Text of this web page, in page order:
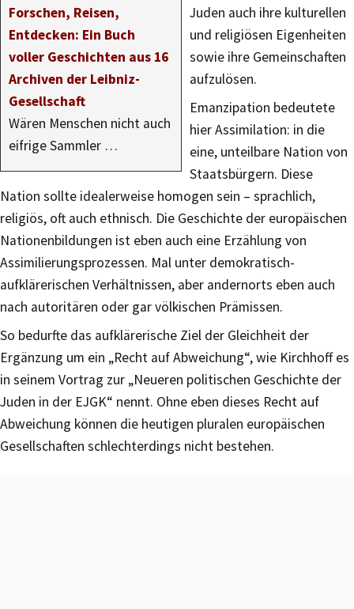
Forschen, Reisen,
Entdecken: Ein Buch
voller Geschichten aus 16
Archiven der Leibniz-
Gesellschaft
Wären Menschen nicht auch
eifrige Sammler …
Juden auch ihre kulturellen
und religiösen Eigenheiten
sowie ihre Gemeinschaften
aufzulösen.
Emanzipation bedeutete
hier Assimilation: in die
eine, unteilbare Nation von
Staatsbürgern. Diese
Nation sollte idealerweise homogen sein – sprachlich,
religiös, oft auch ethnisch. Die Geschichte der europäischen
Nationenbildungen ist eben auch eine Erzählung von
Assimilierungsprozessen. Mal unter demokratisch-
aufklärerischen Verhältnissen, aber andernorts eben auch
nach autoritären oder gar völkischen Prämissen.
So bedurfte das aufklärerische Ziel der Gleichheit der
Ergänzung um ein „Recht auf Abweichung“, wie Kirchhoff es
in seinem Vortrag zur „Neueren politischen Geschichte der
Juden in der EJGK“ nennt. Ohne eben dieses Recht auf
Abweichung können die heutigen pluralen europäischen
Gesellschaften schlechterdings nicht bestehen.